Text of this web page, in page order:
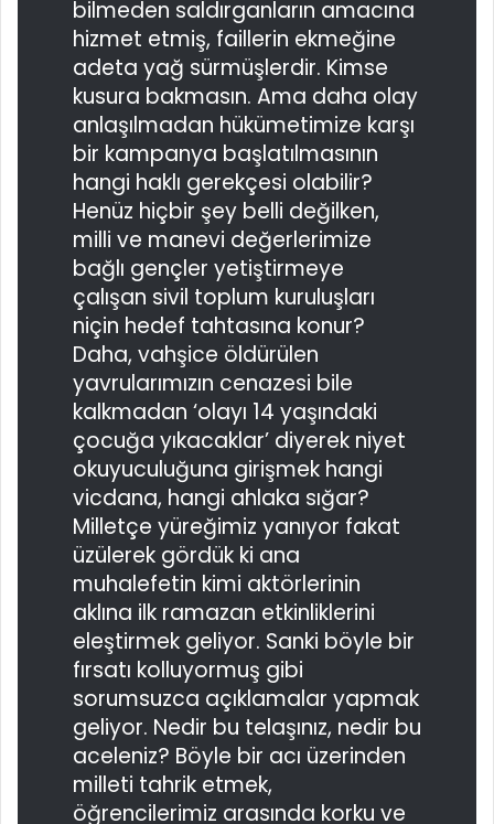
bilmeden saldırganların amacına
hizmet etmiş, faillerin ekmeğine
adeta yağ sürmüşlerdir. Kimse
kusura bakmasın. Ama daha olay
anlaşılmadan hükümetimize karşı
bir kampanya başlatılmasının
hangi haklı gerekçesi olabilir?
Henüz hiçbir şey belli değilken,
milli ve manevi değerlerimize
bağlı gençler yetiştirmeye
çalışan sivil toplum kuruluşları
niçin hedef tahtasına konur?
Daha, vahşice öldürülen
yavrularımızın cenazesi bile
kalkmadan ‘olayı 14 yaşındaki
çocuğa yıkacaklar’ diyerek niyet
okuyuculuğuna girişmek hangi
vicdana, hangi ahlaka sığar?
Milletçe yüreğimiz yanıyor fakat
üzülerek gördük ki ana
muhalefetin kimi aktörlerinin
aklına ilk ramazan etkinliklerini
eleştirmek geliyor. Sanki böyle bir
fırsatı kolluyormuş gibi
sorumsuzca açıklamalar yapmak
geliyor. Nedir bu telaşınız, nedir bu
aceleniz? Böyle bir acı üzerinden
milleti tahrik etmek,
öğrencilerimiz arasında korku ve